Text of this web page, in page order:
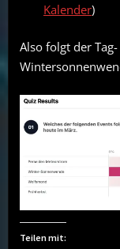
Kalender)
Also folgt der
Teilen mit: